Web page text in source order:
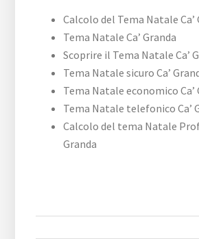
Calcolo del Tema Natale Ca’
Tema Natale Ca’ Granda
Scoprire il Tema Natale Ca’
Tema Natale sicuro Ca’
Tema Natale economico Ca’
Tema Natale telefonico Ca’
Calcolo del tema Natale
Granda